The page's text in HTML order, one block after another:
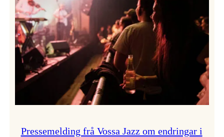
Pressemelding frå Vossa Jazz om endringar i